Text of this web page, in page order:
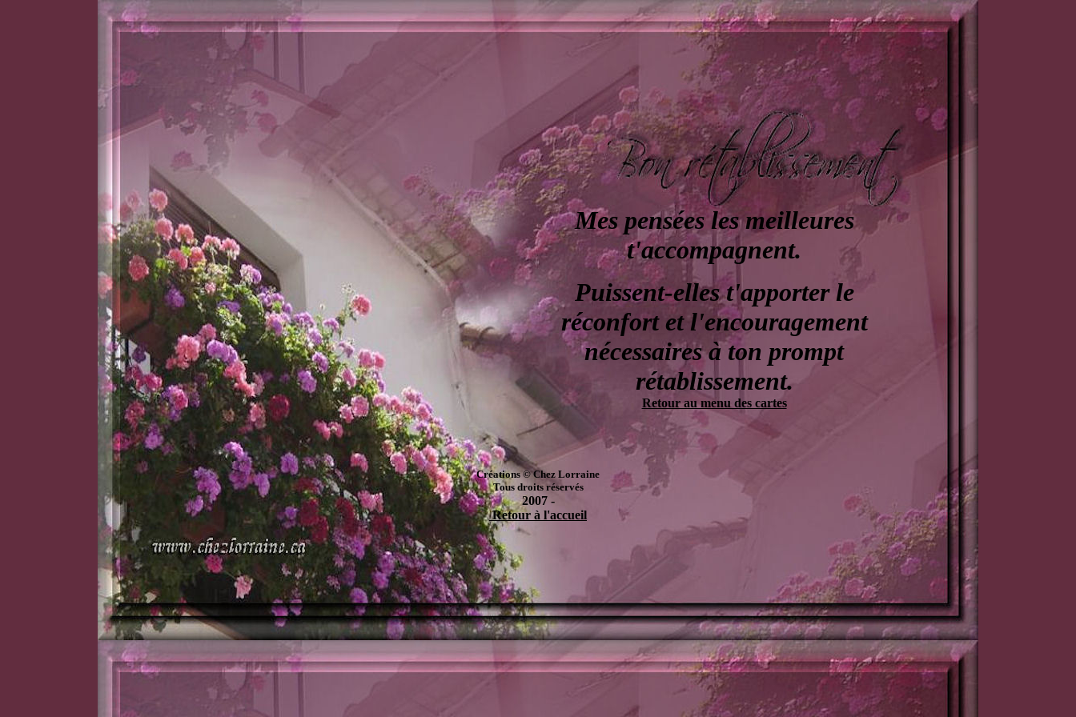
Mes pensées les meilleures
t'accompagnent.
Puissent-elles t'apporter le
réconfort et l'encouragement
nécessaires à ton prompt
rétablissement.
Retour au menu des cartes
Créations © Chez Lorraine
Tous droits réservés
2007-
Retour à l'accueil